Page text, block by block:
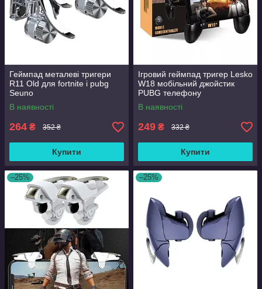
Геймпад металеві тригери
R11 Old для fortnite і pubg
Seuno
В наявності
264 ₴ 352 ₴
Купити
Ігровий геймпад тригер Lesko
W18 мобільний джойстик
PUBG телефону
В наявності
249 ₴ 332 ₴
Купити
–25% –25%